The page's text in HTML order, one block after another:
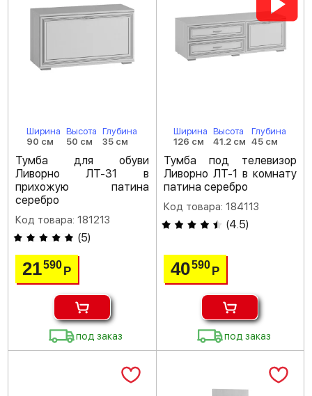
Ширина
90 см
Высота
50 см
Глубина
35 см
Тумба для обуви
Ливорно ЛТ-31 в
прихожую патина
серебро
Код товара: 181213
(5)
21590Р
под заказ
Ширина
126 см
Высота
41.2 см
Глубина
45 см
Тумба под телевизор
Ливорно ЛТ-1 в комнату
патина серебро
Код товара: 184113
(4.5)
40590 Р
под заказ